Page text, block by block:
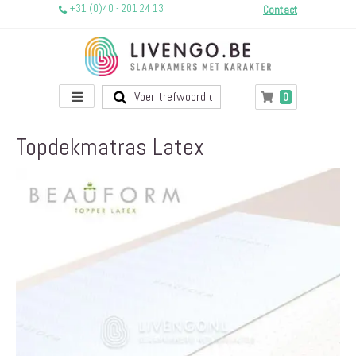
+31 (0)40 - 201 24 13 Contact
Toggle
Nav
Winkelwagen
0producten
Topdekmatras Latex
naar
afbeeldingen-